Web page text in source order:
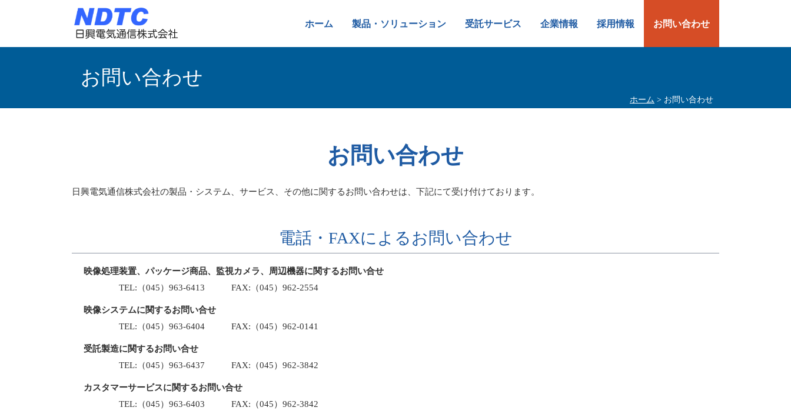
ホーム 製品・ソリューション 受託サービス 企業情報 採用情報 お問い合わせ
お問い合わせ
ホーム > お問い合わせ
お問い合わせ
日興電気通信株式会社の製品・システム、サービス、その他に関するお問い合わせは、下記にて受け付けております。
電話・FAXによるお問い合わせ
映像処理装置、パッケージ商品、監視カメラ、周辺機器に関するお問い合せ
TEL:（045）963-6413 FAX:（045）962-2554
映像システムに関するお問い合せ
TEL:（045）963-6404 FAX:（045）962-0141
受託製造に関するお問い合せ
TEL:（045）963-6437 FAX:（045）962-3842
カスタマーサービスに関するお問い合せ
TEL:（045）963-6403 FAX:（045）962-3842